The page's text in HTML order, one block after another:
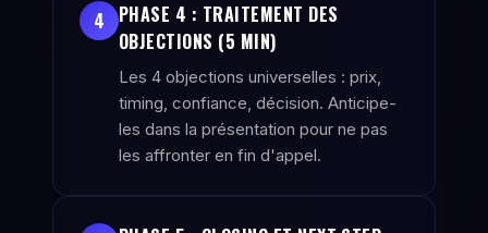
4
PHASE 4 : TRAITEMENT DES
OBJECTIONS (5 MIN)
Les 4 objections universelles : prix,
timing, confiance, décision. Anticipe-
les dans la présentation pour ne pas
les affronter en fin d'appel.